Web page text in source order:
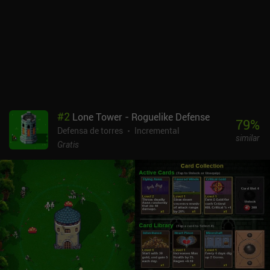
disfrutar fácilmente como jugador libre.
#2 Lone Tower - Roguelike Defense
Defensa de torres
Incremental
Gratis
79%
similar